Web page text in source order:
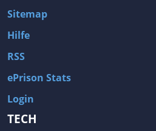
Sitemap
Hilfe
RSS
ePrison Stats
Login
TECH